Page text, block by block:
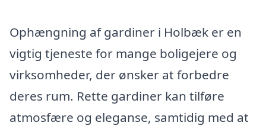
Ophængning af gardiner i Holbæk er en
vigtig tjeneste for mange boligejere og
virksomheder, der ønsker at forbedre
deres rum. Rette gardiner kan tilføre
atmosfære og eleganse, samtidig med at